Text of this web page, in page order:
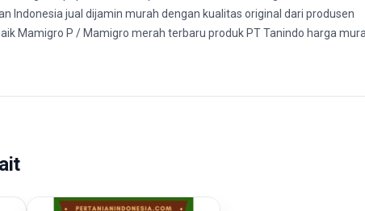
Indonesia jual dijamin murah dengan kualitas original dari produsen
Mamigro P / Mamigro merah terbaru produk PT Tanindo harga